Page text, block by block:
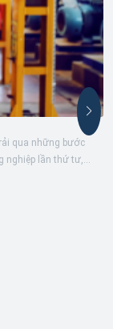
qua những bước
nghiệp lần thứ tư,